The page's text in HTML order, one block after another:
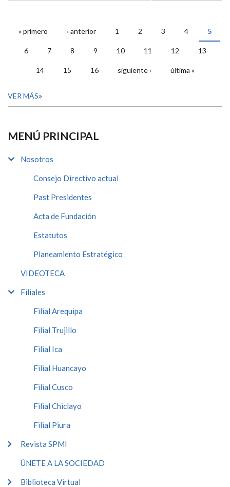
PÁGINAS
« primero ‹ anterior 1 2 3 4 5
6 7 8 9 10 11 12 13
14 15 16 siguiente › última »
VER MÁS
MENÚ PRINCIPAL
Nosotros
Consejo Directivo actual
Past Presidentes
Acta de Fundación
Estatutos
Planeamiento Estratégico
VIDEOTECA
Filiales
Filial Arequipa
Filial Trujillo
Filial Ica
Filial Huancayo
Filial Cusco
Filial Chiclayo
Filial Piura
Revista SPMI
ÚNETE A LA SOCIEDAD
Biblioteca Virtual